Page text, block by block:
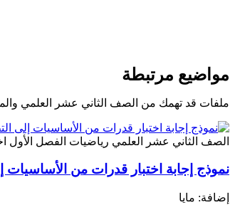
مواضيع مرتبطة
ملفات قد تهمك من الصف الثاني عشر العلمي
الصف الثاني عشر العلمي رياضيات الفصل الأول
نموذج إجابة اختبار قدرات من الأساسيات
إضافة: مايا